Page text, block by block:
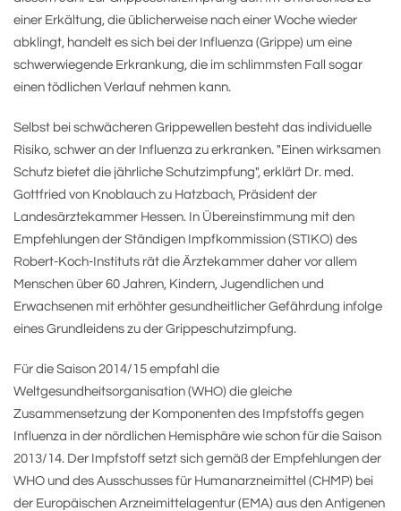
einer Erkältung, die üblicherweise nach einer Woche wieder
abklingt, handelt es sich bei der Influenza (Grippe) um eine
schwerwiegende Erkrankung, die im schlimmsten Fall sogar
einen tödlichen Verlauf nehmen kann.
Selbst bei schwächeren Grippewellen besteht das individuelle
Risiko, schwer an der Influenza zu erkranken. "Einen wirksamen
Schutz bietet die jährliche Schutzimpfung", erklärt Dr. med.
Gottfried von Knoblauch zu Hatzbach, Präsident der
Landesärztekammer Hessen. In Übereinstimmung mit den
Empfehlungen der Ständigen Impfkommission (STIKO) des
Robert-Koch-Instituts rät die Ärztekammer daher vor allem
Menschen über 60 Jahren, Kindern, Jugendlichen und
Erwachsenen mit erhöhter gesundheitlicher Gefährdung infolge
eines Grundleidens zu der Grippeschutzimpfung.
Für die Saison 2014/15 empfahl die
Weltgesundheitsorganisation (WHO) die gleiche
Zusammensetzung der Komponenten des Impfstoffs gegen
Influenza in der nördlichen Hemisphäre wie schon für die Saison
2013/14. Der Impfstoff setzt sich gemäß der Empfehlungen der
WHO und des Ausschusses für Humanarzneimittel (CHMP) bei
der Europäischen Arzneimittelagentur (EMA) aus den Antigenen